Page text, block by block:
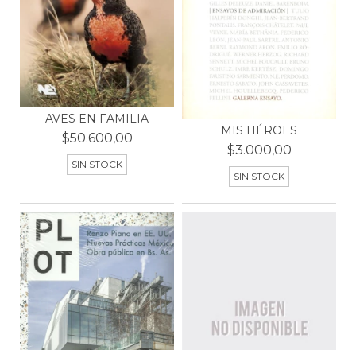
AVES EN FAMILIA
$50.600,00
SIN STOCK
MIS HÉROES
$3.000,00
SIN STOCK